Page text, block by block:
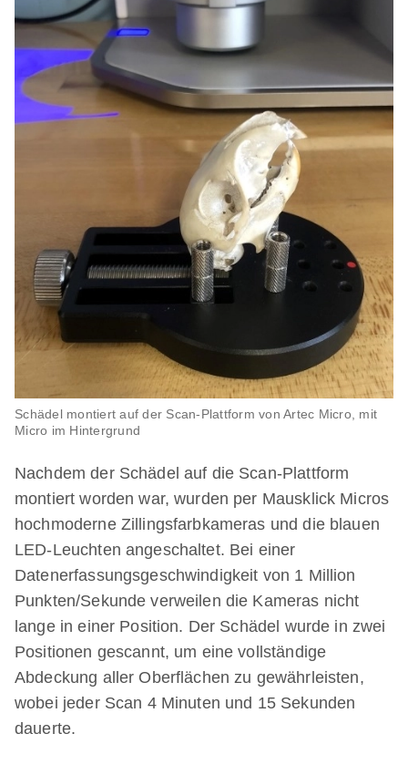
Schädel montiert auf der Scan-Plattform von Artec Micro, mit
Micro im Hintergrund
Nachdem der Schädel auf die Scan-Plattform
montiert worden war, wurden per Mausklick Micros
hochmoderne Zillingsfarbkameras und die blauen
LED-Leuchten angeschaltet. Bei einer
Datenerfassungsgeschwindigkeit von 1 Million
Punkten/Sekunde verweilen die Kameras nicht
lange in einer Position. Der Schädel wurde in zwei
Positionen gescannt, um eine vollständige
Abdeckung aller Oberflächen zu gewährleisten,
wobei jeder Scan 4 Minuten und 15 Sekunden
dauerte.